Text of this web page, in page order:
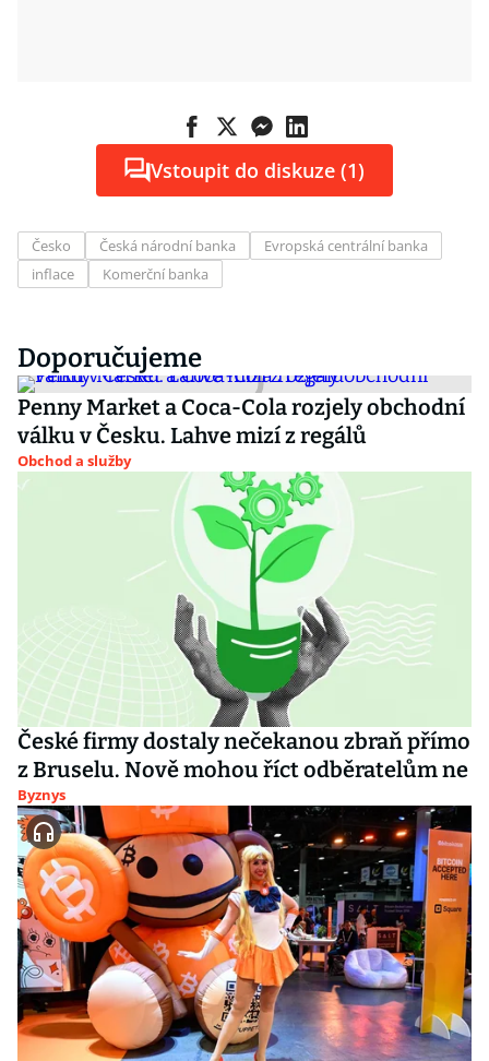
Vstoupit do diskuze (1)
Česko Česká národní banka
Evropská centrální banka
inflace
Komerční banka
Doporučujeme
Penny Market a Coca-Cola rozjely obchodní
válku v Česku. Lahve mizí z regálů
Obchod a služby
České firmy dostaly nečekanou zbraň přímo
z Bruselu. Nově mohou říct odběratelům ne
Byznys